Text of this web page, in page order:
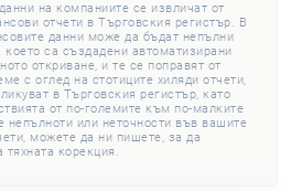
на компаниите се извличат от
отчети в Търговския регистър. В
данни може да бъдат непълни
което са създадени автоматизирани
откриване, и те се поправят от
с оглед на стотиците хиляди отчети,
в Търговския регистър, като
от по-големите към по-малките
непълноти или неточности във вашите
можете да ни пишете, за да
корекция.